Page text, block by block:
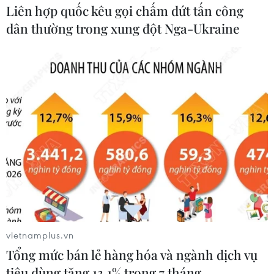
hệ thống thu phí tại 5 Dự
án cao tốc Bắc-Nam
05/08/2026 08:29
Ma Thuột sẽ hoàn thành,
khai thác trong năm nay
05/08/2026 07:14
Xem thêm
CƠ QUAN CHỦ QUẢN: THÔNG TẤN XÃ VIỆT NAM
Liên hợp quốc kêu gọi chấm dứt tấn công
dân thường trong xung đột Nga-Ukraine
vietnamplus.vn
Tổng mức bán lẻ hàng hóa và ngành dịch vụ